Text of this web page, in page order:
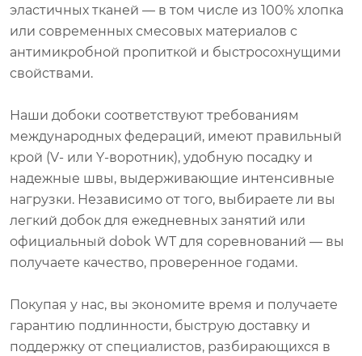
эластичных тканей — в том числе из 100% хлопка
или современных смесовых материалов с
антимикробной пропиткой и быстросохнущими
свойствами.
Наши добоки соответствуют требованиям
международных федераций, имеют правильный
крой (V- или Y-воротник), удобную посадку и
надежные швы, выдерживающие интенсивные
нагрузки. Независимо от того, выбираете ли вы
легкий добок для ежедневных занятий или
официальный dobok WT для соревнований — вы
получаете качество, проверенное годами.
Покупая у нас, вы экономите время и получаете
гарантию подлинности, быструю доставку и
поддержку от специалистов, разбирающихся в